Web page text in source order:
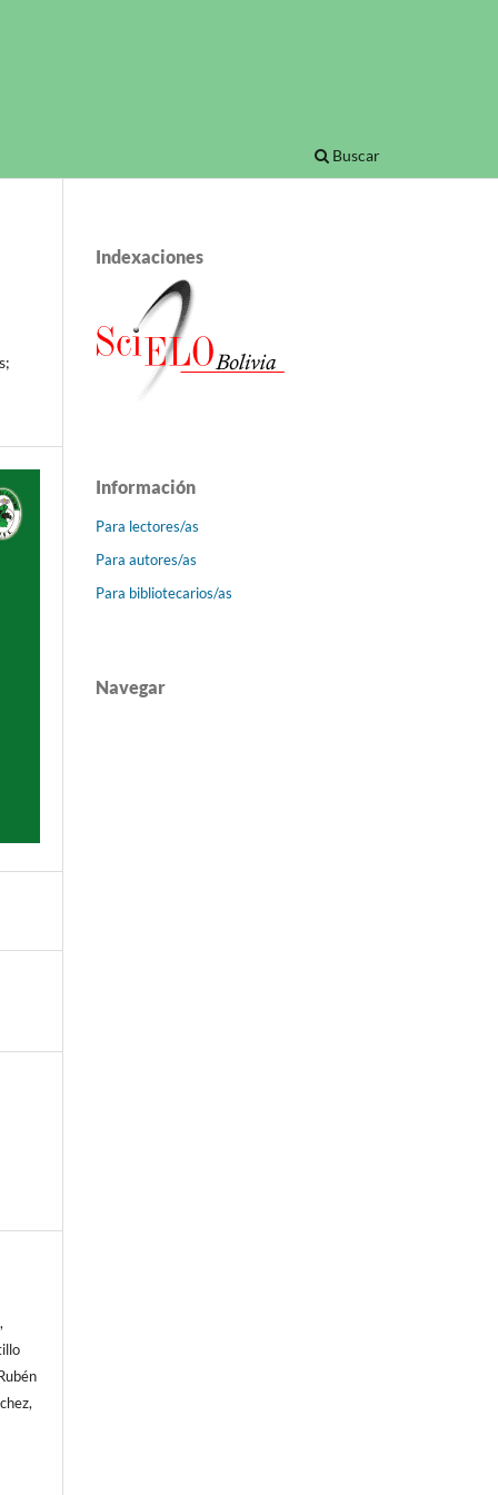
Buscar
Indexaciones
Información
Para lectores/as
Para autores/as
Para bibliotecarios/as
Navegar